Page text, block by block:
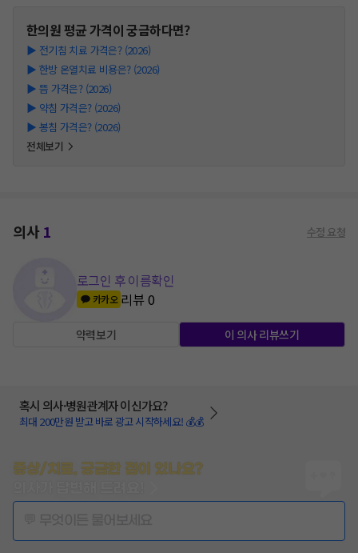
한의원평균 가격이 궁금하다면?
▶ 전기침 치료 가격은? (2026)
▶ 한방 온열치료 비용은? (2026)
▶ 뜸 가격은? (2026)
▶ 약침 가격은? (2026)
▶ 봉침 가격은? (2026)
전체보기
의사1 수정 요청
로그인 후 이름확인
카카오 리뷰0
약력보기 이 의사 리뷰쓰기
혹시 의사·병원관계자 이신가요?
최대 200만원 받고 바로 광고 시작하세요! 💰💰
증상/치료, 궁금한 점이 있나요?